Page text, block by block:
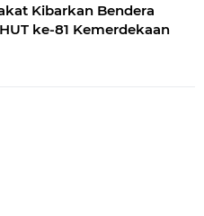
Kibarkan Bendera
ke-81 Kemerdekaan